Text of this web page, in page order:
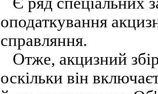
оподаткування
справляння.
Отже, акцизний
оскільки він